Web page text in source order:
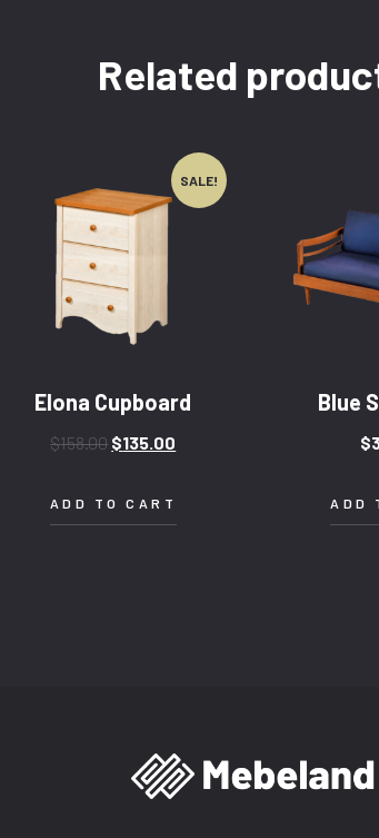
Related
SALE!
Elona Cupboard
$158.00 $135.00
ADD TO CART
Blue
$
ADD